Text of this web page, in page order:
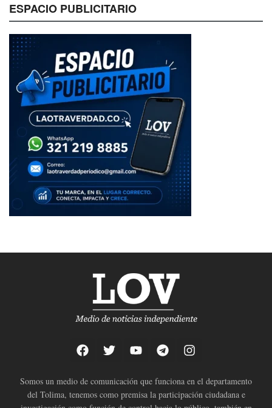
ESPACIO PUBLICITARIO
Somos un medio de comunicación que funciona en el departamento
del Tolima, tenemos como premisa la participación ciudadana e